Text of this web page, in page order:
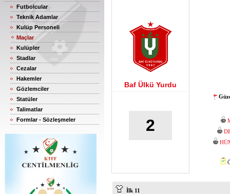
Futbolcular
Teknik Adamlar
Kulüp Personeli
Maçlar
Kulüpler
Stadlar
Cezalar
Hakemler
Gözlemciler
Statüler
Talimatlar
Formlar - Sözleşmeler
Baf Ülkü Yurdu
2
İlk 11